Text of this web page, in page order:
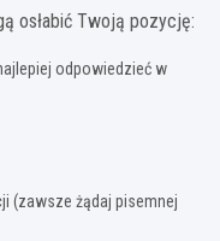
osłabić Twoją pozycję:
odpowiedzieć w
(zawsze żądaj pisemnej